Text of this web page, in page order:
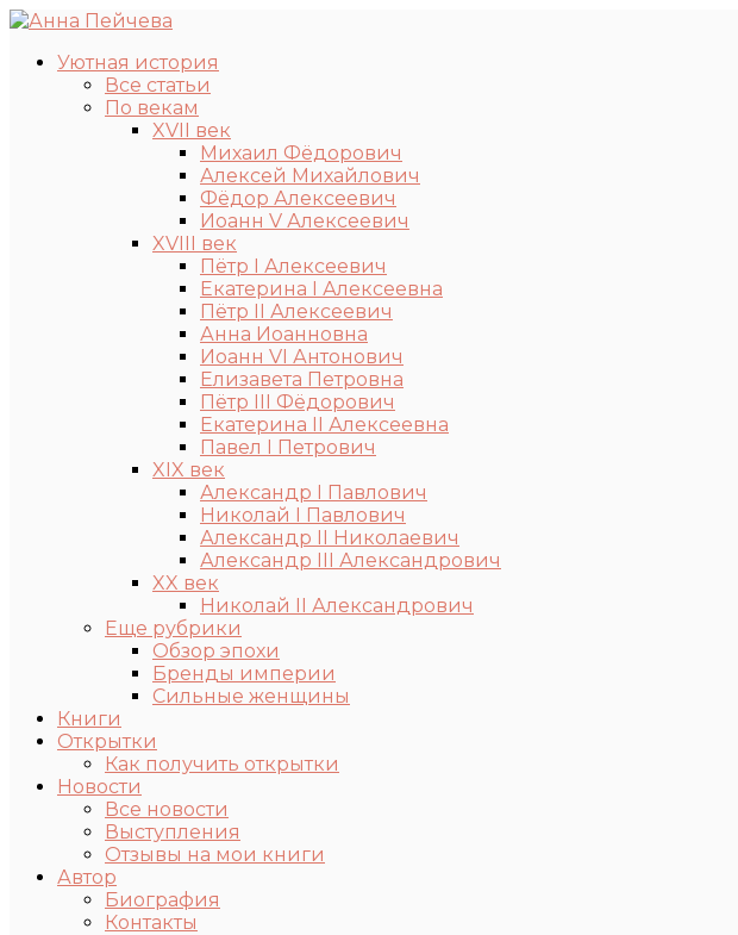
Уютная история
Все статьи
По векам
XVII век
Михаил Фёдорович
Алексей Михайлович
Фёдор Алексеевич
Иоанн V Алексеевич
XVIII век
Пётр I Алексеевич
Екатерина I Алексеевна
Пётр II Алексеевич
Анна Иоанновна
Иоанн VI Антонович
Елизавета Петровна
Пётр III Фёдорович
Екатерина II Алексеевна
Павел I Петрович
XIX век
Александр I Павлович
Николай I Павлович
Александр II Николаевич
Александр III Александрович
XX век
Николай II Александрович
Еще рубрики
Обзор эпохи
Бренды империи
Сильные женщины
Книги
Открытки
Как получить открытки
Новости
Все новости
Выступления
Отзывы на мои книги
Автор
Биография
Контакты